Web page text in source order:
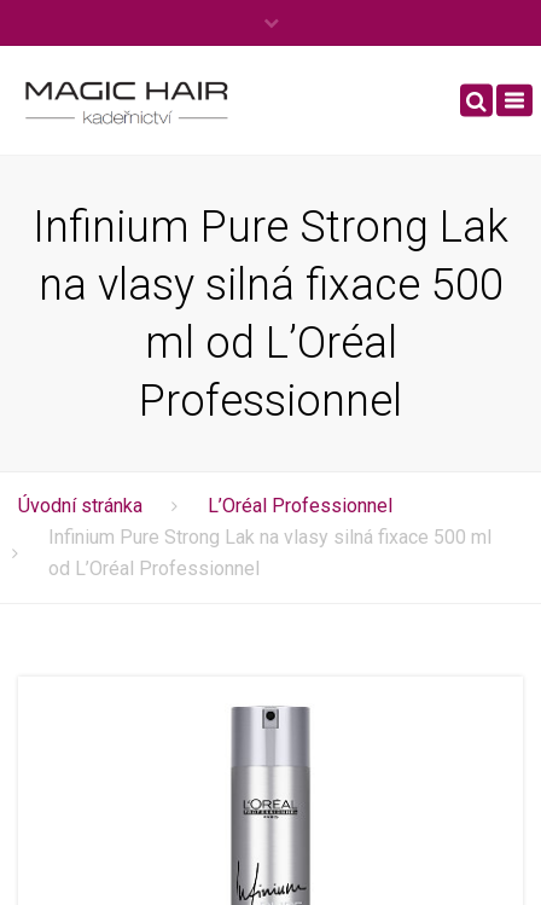
Po – Ne: 8:00 – 20:00
×
Infinium Pure Strong Lak
na vlasy silná fixace 500
ml od L’Oréal
Professionnel
Úvodní stránka
L’Oréal Professionnel
Infinium Pure Strong Lak na vlasy silná fixace 500 ml
od L’Oréal Professionnel